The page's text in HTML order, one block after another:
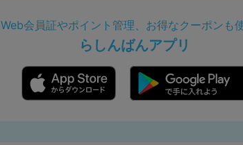
Web会員証やポイント管理、お得なクーポンも
らしんばんアプリ